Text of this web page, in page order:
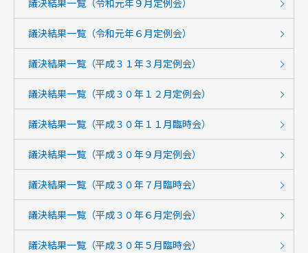
議決結果一覧（令和元年９月定例会）
議決結果一覧（令和元年６月定例会）
議決結果一覧（平成３１年３月定例会）
議決結果一覧（平成３０年１２月定例会）
議決結果一覧（平成３０年１１月臨時会）
議決結果一覧（平成３０年９月定例会）
議決結果一覧（平成３０年７月臨時会）
議決結果一覧（平成３０年６月定例会）
議決結果一覧（平成３０年５月臨時会）